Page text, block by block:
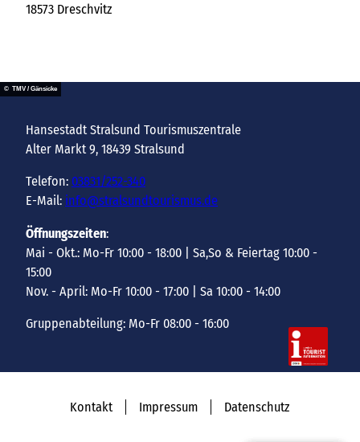
18573 Dreschvitz
© TMV / Gänsicke
Hansestadt Stralsund Tourismuszentrale
Alter Markt 9, 18439 Stralsund
Telefon: 03831/252-340
E-Mail: info@stralsundtourismus.de
Öffnungszeiten:
Mai - Okt.: Mo-Fr 10:00 - 18:00 | Sa,So & Feiertag 10:00 -
15:00
Nov. - April: Mo-Fr 10:00 - 17:00 | Sa 10:00 - 14:00
Gruppenabteilung: Mo-Fr 08:00 - 16:00
Kontakt Impressum Datenschutz